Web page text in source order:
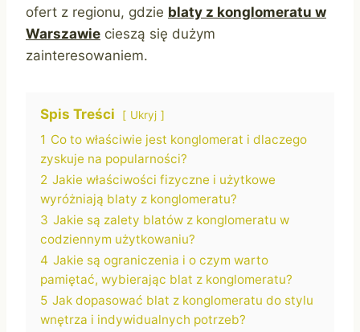
ofert z regionu, gdzie blaty z konglomeratu w
Warszawie cieszą się dużym
zainteresowaniem.
Spis Treści Ukryj
1 Co to właściwie jest konglomerat i dlaczego
zyskuje na popularności?
2 Jakie właściwości fizyczne i użytkowe
wyróżniają blaty z konglomeratu?
3 Jakie są zalety blatów z konglomeratu w
codziennym użytkowaniu?
4 Jakie są ograniczenia i o czym warto
pamiętać, wybierając blat z konglomeratu?
5 Jak dopasować blat z konglomeratu do stylu
wnętrza i indywidualnych potrzeb?